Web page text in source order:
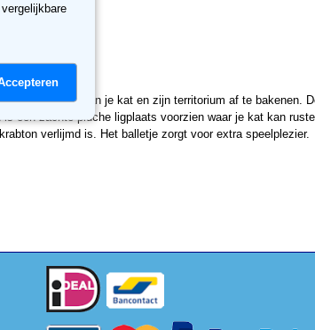
de nagels van je kat en zijn territorium af te bakenen.
een zachte pluche ligplaats voorzien waar je kat kan
verlijmd is. Het balletje zorgt voor extra speelplezier.